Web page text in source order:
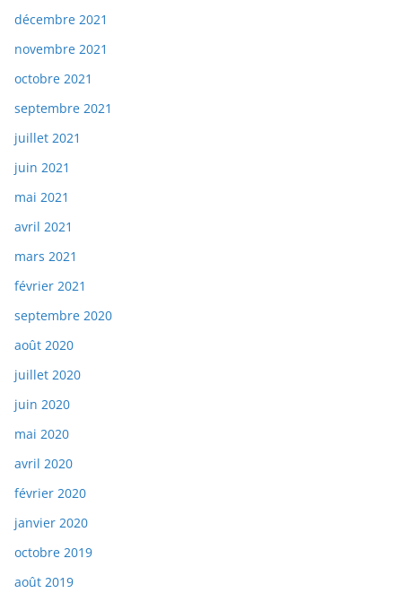
décembre 2021
novembre 2021
octobre 2021
septembre 2021
juillet 2021
juin 2021
mai 2021
avril 2021
mars 2021
février 2021
septembre 2020
août 2020
juillet 2020
juin 2020
mai 2020
avril 2020
février 2020
janvier 2020
octobre 2019
août 2019